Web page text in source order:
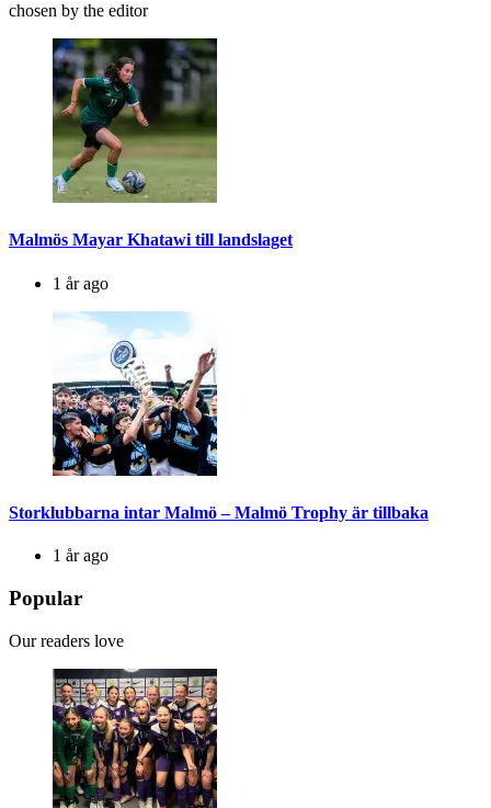
chosen by the editor
Malmös Mayar Khatawi till landslaget
1 år ago
Storklubbarna intar Malmö – Malmö Trophy är tillbaka
1 år ago
Popular
Our readers love